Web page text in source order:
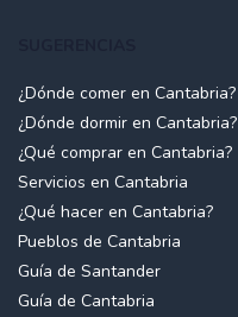
¿Dónde comer en Cantabria?
¿Dónde dormir en Cantabria?
¿Qué comprar en Cantabria?
Servicios en Cantabria
¿Qué hacer en Cantabria?
Pueblos de Cantabria
Guía de Santander
Guía de Cantabria